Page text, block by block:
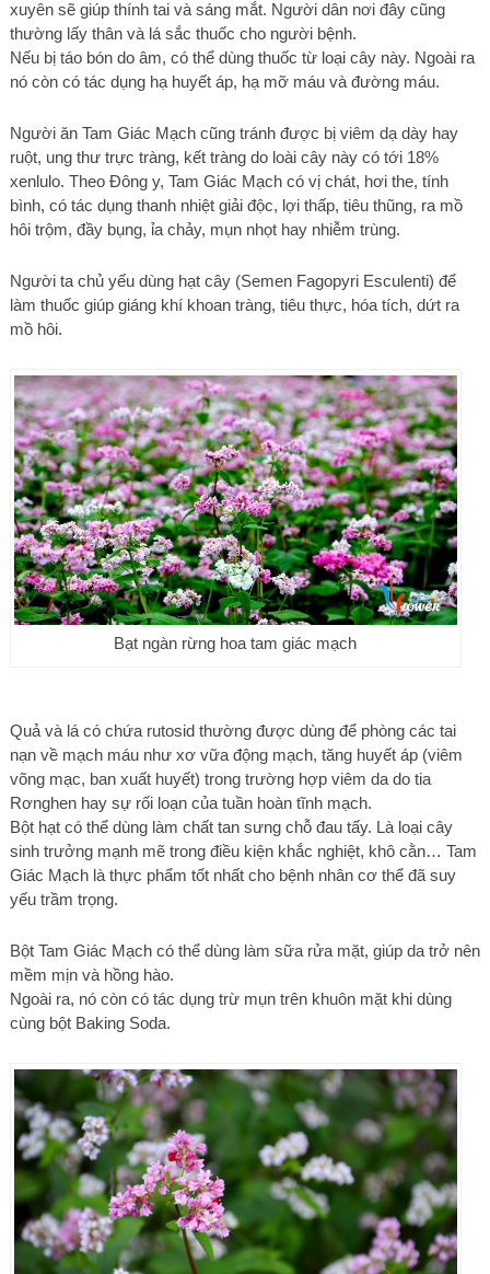
xuyên sẽ giúp thính tai và sáng mắt. Người dân nơi đây cũng
thường lấy thân và lá sắc thuốc cho người bệnh.
Nếu bị táo bón do âm, có thể dùng thuốc từ loại cây này. Ngoài ra
nó còn có tác dụng hạ huyết áp, hạ mỡ máu và đường máu.
Người ăn Tam Giác Mạch cũng tránh được bị viêm dạ dày hay
ruột, ung thư trực tràng, kết tràng do loài cây này có tới 18%
xenlulo. Theo Đông y, Tam Giác Mạch có vị chát, hơi the, tính
bình, có tác dụng thanh nhiệt giải độc, lợi thấp, tiêu thũng, ra mồ
hôi trộm, đầy bụng, ỉa chảy, mụn nhọt hay nhiễm trùng.
Người ta chủ yếu dùng hạt cây (Semen Fagopyri Esculenti) để
làm thuốc giúp giáng khí khoan tràng, tiêu thực, hóa tích, dứt ra
mồ hôi.
Bạt ngàn rừng hoa tam giác mạch
Quả và lá có chứa rutosid thường được dùng để phòng các tai
nạn về mạch máu như xơ vữa động mạch, tăng huyết áp (viêm
võng mạc, ban xuất huyết) trong trường hợp viêm da do tia
Rơnghen hay sự rối loạn của tuần hoàn tĩnh mạch.
Bột hạt có thể dùng làm chất tan sưng chỗ đau tấy. Là loại cây
sinh trưởng mạnh mẽ trong điều kiện khắc nghiệt, khô cằn… Tam
Giác Mạch là thực phẩm tốt nhất cho bệnh nhân cơ thể đã suy
yếu trầm trọng.
Bột Tam Giác Mạch có thể dùng làm sữa rửa mặt, giúp da trở nên
mềm mịn và hồng hào.
Ngoài ra, nó còn có tác dụng trừ mụn trên khuôn mặt khi dùng
cùng bột Baking Soda.